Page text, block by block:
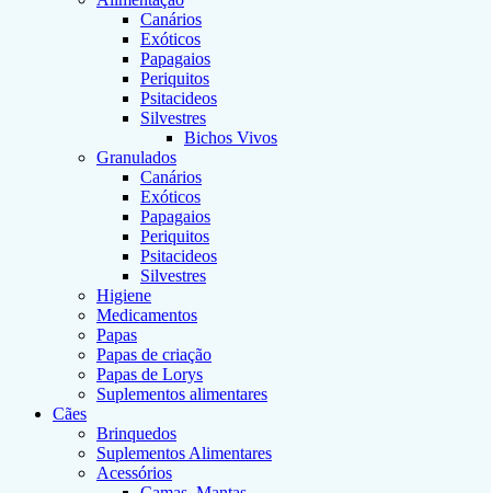
Canários
Exóticos
Papagaios
Periquitos
Psitacideos
Silvestres
Bichos Vivos
Granulados
Canários
Exóticos
Papagaios
Periquitos
Psitacideos
Silvestres
Higiene
Medicamentos
Papas
Papas de criação
Papas de Lorys
Suplementos alimentares
Cães
Brinquedos
Suplementos Alimentares
Acessórios